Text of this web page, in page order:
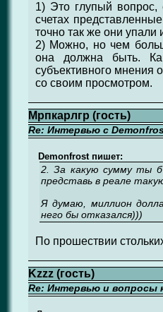
1) Это глупый вопрос,
счетах
точно так же они упали
2) Можно, но чем
она должна быть.
субъективного мнения
со своим просмотром.
Мрпкарлгр (гость)
Re: Интервью с
Demonfrost пишет:
2. За какую сумму ты
представь в реале
Я думаю, миллион
него бы отказался)))
По прошествии
Kzzz (гость)
Re: Интервью и вопросы